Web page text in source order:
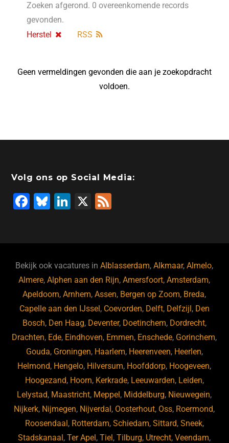
Zoeken afgerond. 0 overeenkomende records
gevonden.
Herstel
RSS
Geen vermeldingen gevonden die aan je zoekopdracht
voldoen.
Volg ons op Social Media:
F
b
o
o
k
Bl
ky
Li
dI
n
X
Bekijk ook vacatures inAlblasserdam,Alkmaar,Almelo,
Almere,Alphen aan den Rijn,Amersfoort,Amsterdam,
Apeldoorn,Arnhem,Assen, Bergen op Zoom, Breda,
Capelle aan den IJssel , Coevorden, Delft, Delfzijl , Den
Bosch, Den Haag, Deventer, Doetinchem, Dordrecht,
Drachten, Ede, Eindhoven, Emmen, Enschede, Gorinchem,
Gouda, Groningen, Haarlem, Heerenveen, Heerlen,
Helmond, Hengelo, Hilversum, Hoofddorp, Hoogeveen,
Hoogezand, Hoorn, Kerkrade, Leeuwarden, Leiden,
Lelystad, Maastricht, Meppel , Middelburg, Nieuwegein,
Nijkerk, Nijmegen, Nijverdal , Oosterhout, Oss, Roermond,
Roosendaal , Rotterdam, Schiedam, Sittard, Sneek,
Stadskanaal ,Ter Apel ,Tiel ,Tilburg, Utrecht,Veendam,